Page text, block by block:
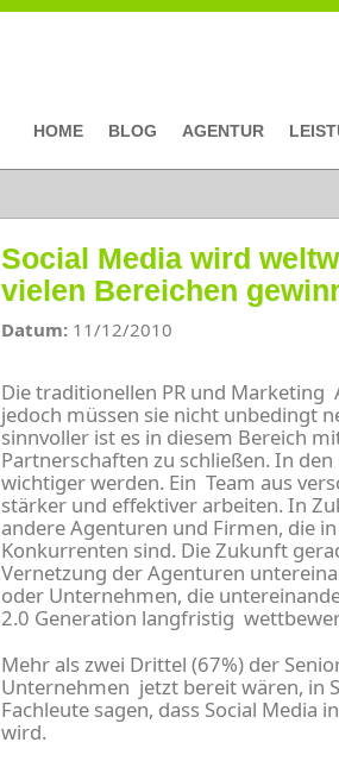
HOME BLOG AGENTUR
Social Media wird
vielen Bereichen
Datum: 11/12/2010
Die traditionellen PR und
jedoch müssen sie nicht unbedingt
sinnvoller ist es in diesem Bereich
Partnerschaften zu schließen. In
wichtiger werden. Ein Team aus
stärker und effektiver arbeiten. In
andere Agenturen und Firmen, die
Konkurrenten sind. Die Zukunft
Vernetzung der Agenturen
oder Unternehmen, die
2.0 Generation langfristig
Mehr als zwei Drittel (67%) der
Unternehmen jetzt bereit wären, in
Fachleute sagen, dass Social
wird.